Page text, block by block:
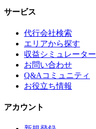
サービス
代行会社検索
エリアから探す
収益シミュレーター
お問い合わせ
Q&Aコミュニティ
お役立ち情報
アカウント